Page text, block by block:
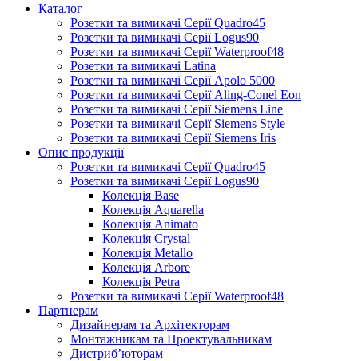
Каталог
Розетки та вимикачі Серії Quadro45
Розетки та вимикачі Серії Logus90
Розетки та вимикачі Серії Waterproof48
Розетки та вимикачі Latina
Розетки та вимикачі Серії Apolo 5000
Розетки та вимикачі Серії Aling-Conel Eon
Розетки та вимикачі Серії Siemens Line
Розетки та вимикачі Серії Siemens Style
Розетки та вимикачі Серії Siemens Iris
Опис продукції
Розетки та вимикачі Серії Quadro45
Розетки та вимикачі Серії Logus90
Колекція Base
Колекція Aquarella
Колекція Animato
Колекція Crystal
Колекція Metallo
Колекція Arbore
Колекція Petra
Розетки та вимикачі Серії Waterproof48
Партнерам
Дизайнерам та Архітекторам
Монтажникам та Проектувальникам
Дистриб’юторам